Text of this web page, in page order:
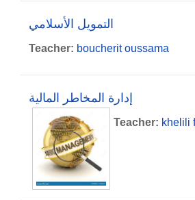
التمويل الأسلامي
Teacher: boucherit oussama
إدارة المخاطر المالية
Teacher: khelili